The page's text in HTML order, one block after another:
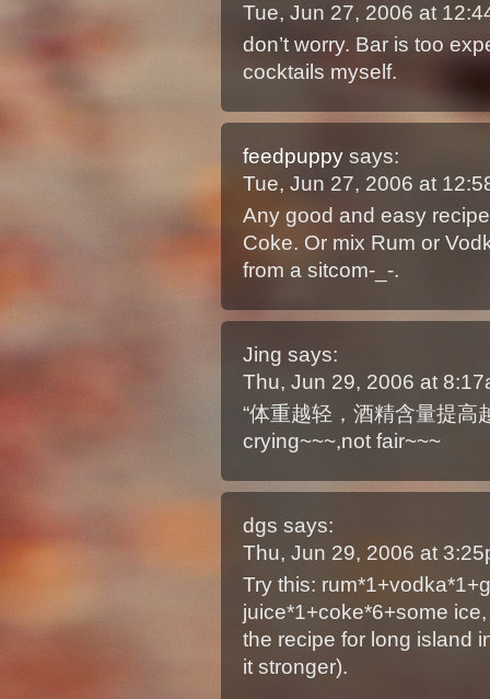
Tue, Jun 27, 2006 at
don’t worry. Bar is too
cocktails myself.
feedpuppy says:
Tue, Jun 27, 2006 at
Any good and easy
Coke. Or mix Rum or
from a sitcom-_-.
Jing says:
Thu, Jun 29, 2006 at
“体重越轻，酒精含量提高
crying~~~,not fair~~~
dgs says:
Thu, Jun 29, 2006 at
Try this:
juice*1+coke*6+some ice,
the recipe for long island
it stronger).